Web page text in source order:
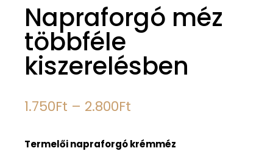
Napraforgó méz
többféle
kiszerelésben
1.750Ft – 2.800Ft
Termelői napraforgó krémméz